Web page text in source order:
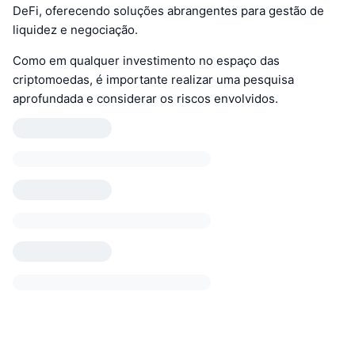
DeFi, oferecendo soluções abrangentes para gestão de
liquidez e negociação.
Como em qualquer investimento no espaço das
criptomoedas, é importante realizar uma pesquisa
aprofundada e considerar os riscos envolvidos.